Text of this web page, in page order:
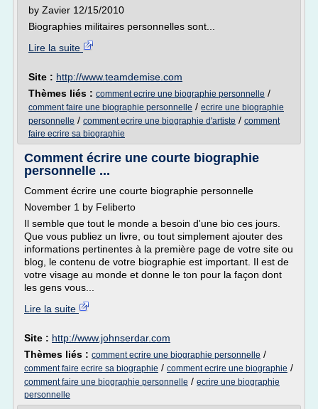
by Zavier 12/15/2010
Biographies militaires personnelles sont...
Lire la suite
Site : http://www.teamdemise.com
Thèmes liés : comment ecrire une biographie personnelle /
comment faire une biographie personnelle / ecrire une biographie
personnelle / comment ecrire une biographie d'artiste / comment
faire ecrire sa biographie
Comment écrire une courte biographie
personnelle ...
Comment écrire une courte biographie personnelle
November 1 by Feliberto
Il semble que tout le monde a besoin d'une bio ces jours.
Que vous publiez un livre, ou tout simplement ajouter des
informations pertinentes à la première page de votre site ou
blog, le contenu de votre biographie est important. Il est de
votre visage au monde et donne le ton pour la façon dont
les gens vous...
Lire la suite
Site : http://www.johnserdar.com
Thèmes liés : comment ecrire une biographie personnelle /
comment faire ecrire sa biographie / comment ecrire une biographie /
comment faire une biographie personnelle / ecrire une biographie
personnelle